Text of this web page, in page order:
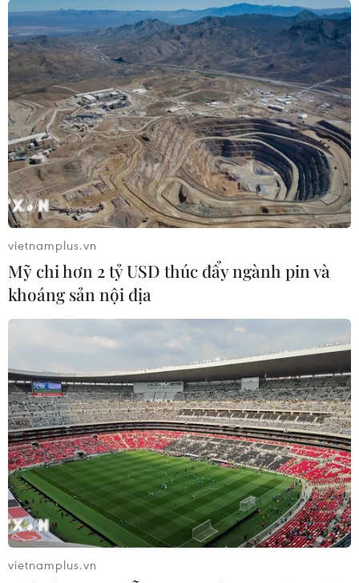
vietnamplus.vn
Mỹ chi hơn 2 tỷ USD thúc đẩy ngành pin và
khoáng sản nội địa
vietnamplus.vn